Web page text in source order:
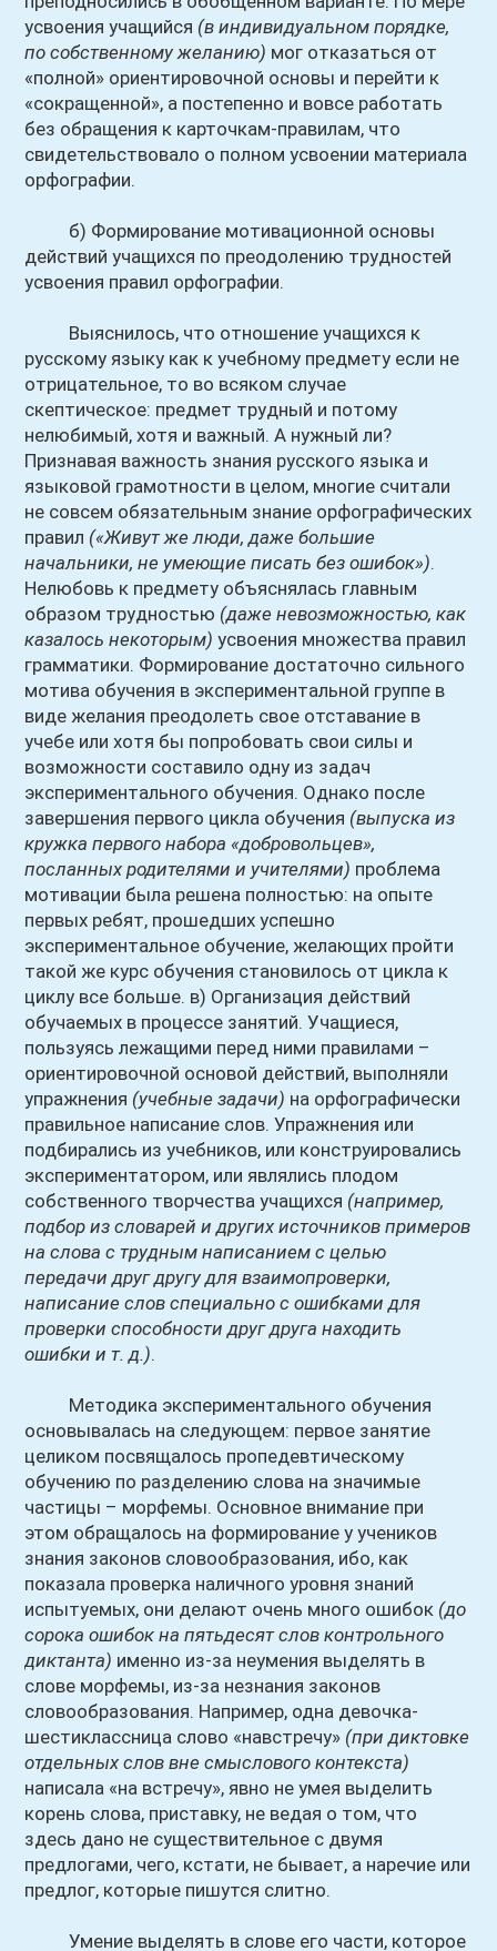
усвоения учащийся (в индивидуальном порядке,
по собственному желанию) мог отказаться от
«полной» ориентировочной основы и перейти к
«сокращенной», а постепенно и вовсе работать
без обращения к карточкам-правилам, что
свидетельствовало о полном усвоении материала
орфографии.
б) Формирование мотивационной основы
действий учащихся по преодолению трудностей
усвоения правил орфографии.
Выяснилось, что отношение учащихся к
русскому языку как к учебному предмету если не
отрицательное, то во всяком случае
скептическое: предмет трудный и потому
нелюбимый, хотя и важный. А нужный ли?
Признавая важность знания русского языка и
языковой грамотности в целом, многие считали
не совсем обязательным знание орфографических
правил («Живут же люди, даже большие
начальники, не умеющие писать без ошибок»).
Нелюбовь к предмету объяснялась главным
образом трудностью (даже невозможностью, как
казалось некоторым) усвоения множества правил
грамматики. Формирование достаточно сильного
мотива обучения в экспериментальной группе в
виде желания преодолеть свое отставание в
учебе или хотя бы попробовать свои силы и
возможности составило одну из задач
экспериментального обучения. Однако после
завершения первого цикла обучения (выпуска из
кружка первого набора «добровольцев»,
посланных родителями и учителями) проблема
мотивации была решена полностью: на опыте
первых ребят, прошедших успешно
экспериментальное обучение, желающих пройти
такой же курс обучения становилось от цикла к
циклу все больше. в) Организация действий
обучаемых в процессе занятий. Учащиеся,
пользуясь лежащими перед ними правилами –
ориентировочной основой действий, выполняли
упражнения (учебные задачи) на орфографически
правильное написание слов. Упражнения или
подбирались из учебников, или конструировались
экспериментатором, или являлись плодом
собственного творчества учащихся (например,
подбор из словарей и других источников примеров
на слова с трудным написанием с целью
передачи друг другу для взаимопроверки,
написание слов специально с ошибками для
проверки способности друг друга находить
ошибки и т. д.).
Методика экспериментального обучения
основывалась на следующем: первое занятие
целиком посвящалось пропедевтическому
обучению по разделению слова на значимые
частицы – морфемы. Основное внимание при
этом обращалось на формирование у учеников
знания законов словообразования, ибо, как
показала проверка наличного уровня знаний
испытуемых, они делают очень много ошибок (до
сорока ошибок на пятьдесят слов контрольного
диктанта) именно из-за неумения выделять в
слове морфемы, из-за незнания законов
словообразования. Например, одна девочка-
шестиклассница слово «навстречу» (при диктовке
отдельных слов вне смыслового контекста)
написала «на встречу», явно не умея выделить
корень слова, приставку, не ведая о том, что
здесь дано не существительное с двумя
предлогами, чего, кстати, не бывает, а наречие или
предлог, которые пишутся слитно.
Умение выделять в слове его части, которое